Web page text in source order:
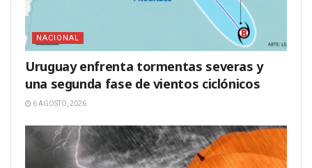
NACIONAL
Uruguay enfrenta tormentas severas y
una segunda fase de vientos ciclónicos
6 AGOSTO, 2026